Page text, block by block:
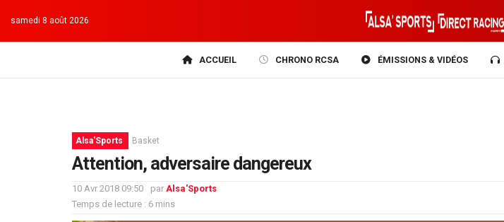
samedi 8 août 2026
ACCUEIL CHRONO RCSA ÉMISSIONS & VIDÉOS
Alsa'Sports Basket
Attention, adversaire dangereux
10 Avr 2018 09:50 par Alsa'Sports
Temps de lecture : 6 mins